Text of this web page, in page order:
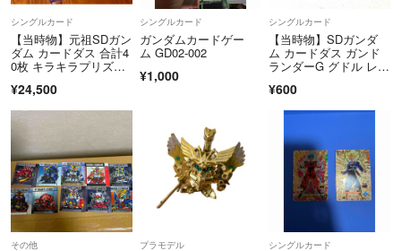
シングルカード
【当時物】元祖SDガン
ダム カードダス 合計4
0枚 キラキラプリズム
¥24,500
シングルカード
ガンダムカードゲー
ム GD02-002
¥1,000
シングルカード
【当時物】SDガンダ
ム カードダス ガンド
ランダーG グドル レト
¥600
その他 プラモデル シングルカード